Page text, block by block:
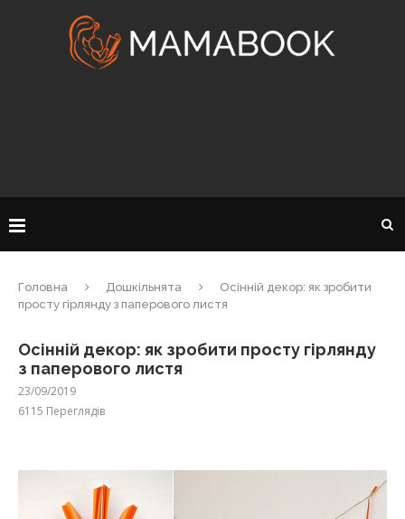
Головна Дошкільнята
Осінній декор: як зробити
просту гірлянду з паперового листя
Осінній декор: як зробити просту гірлянду
з паперового листя
23/09/2019
6115 Переглядів